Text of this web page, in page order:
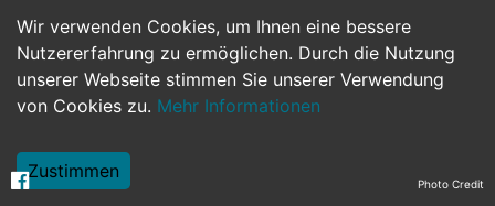
Wir verwenden Cookies, um Ihnen eine bessere
Nutzererfahrung zu ermöglichen. Durch die Nutzung
unserer Webseite stimmen Sie unserer Verwendung
von Cookies zu. Mehr Informationen
Zustimmen
Personalwesen Assistenz, Sekretariat
Hilfskräfte, Aushilfs- und Nebenjobs
Weiterbildung, Studium, duale Ausbildung Photo Credit